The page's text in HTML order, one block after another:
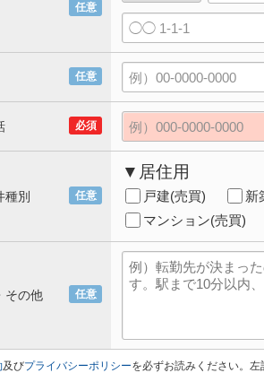
任意
任意
必須
種別 任意
▼居住用
戸建(売買) 新
マンション(売買)
その他 任意
及びプライバシーポリシーを必ずお読みください。左